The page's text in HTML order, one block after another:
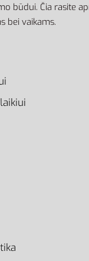
būdui. Čia rasite
bei vaikams.